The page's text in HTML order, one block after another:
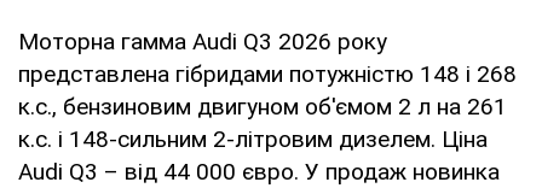
Моторна гамма Audi Q3 2026 року
представлена гібридами потужністю 148 і 268
к.с., бензиновим двигуном об'ємом 2 л на 261
к.с. і 148-сильним 2-літровим дизелем. Ціна
Audi Q3 – від 44 000 євро. У продаж новинка